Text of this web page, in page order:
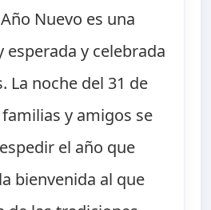
Nuevo es una
y celebrada
La noche del 31 de
y amigos se
el año que
bienvenida al que